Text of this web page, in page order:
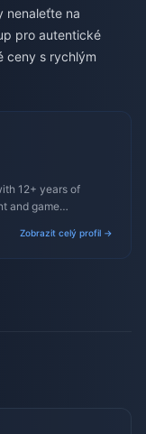
nenaleťte na
pro autentické
ceny s rychlým
12+ years of
and game
Zobrazit celý profil →